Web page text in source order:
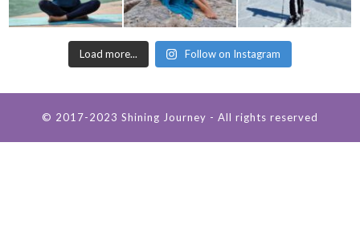
Load more... Follow on Instagram
© 2017-2023 Shining Journey - All rights reserved